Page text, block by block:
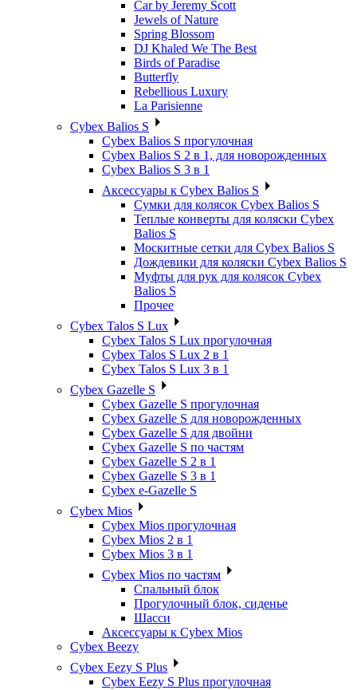
Car by Jeremy Scott
Jewels of Nature
Spring Blossom
DJ Khaled We The Best
Birds of Paradise
Butterfly
Rebellious Luxury
La Parisienne
Cybex Balios S
Cybex Balios S прогулочная
Cybex Balios S 2 в 1, для новорожденных
Cybex Balios S 3 в 1
Аксессуары к Cybex Balios S
Сумки для колясок Cybex Balios S
Теплые конверты для коляски Cybex
Balios S
Москитные сетки для Cybex Balios S
Дождевики для коляски Cybex Balios S
Муфты для рук для колясок Cybex
Balios S
Прочее
Cybex Talos S Lux
Cybex Talos S Lux прогулочная
Cybex Talos S Lux 2 в 1
Cybex Talos S Lux 3 в 1
Cybex Gazelle S
Cybex Gazelle S прогулочная
Cybex Gazelle S для новорожденных
Cybex Gazelle S для двойни
Cybex Gazelle S по частям
Cybex Gazelle S 2 в 1
Cybex Gazelle S 3 в 1
Cybex e-Gazelle S
Cybex Mios
Cybex Mios прогулочная
Cybex Mios 2 в 1
Cybex Mios 3 в 1
Cybex Mios по частям
Спальный блок
Прогулочный блок, сиденье
Шасси
Аксессуары к Cybex Mios
Cybex Beezy
Cybex Eezy S Plus
Cybex Eezy S Plus прогулочная